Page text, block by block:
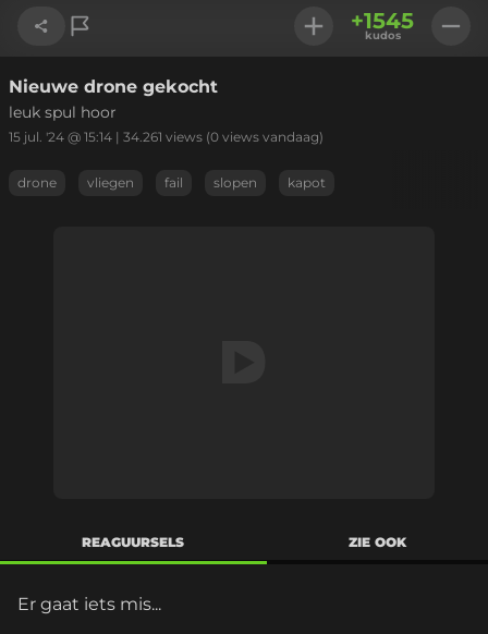
Link kopiëren
+1545
kudos
Nieuwe drone gekocht
leuk spul hoor
15 jul. '24 @ 15:14 | 34.261 views (0 views vandaag)
drone vliegen fail slopen kapot
REAGUURSELS ZIE OOK
Er gaat iets mis...